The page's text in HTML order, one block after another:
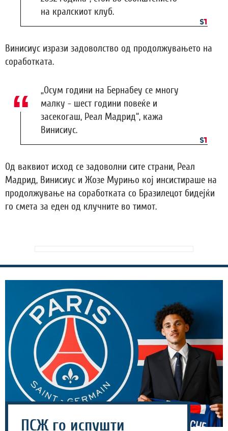
на кралскиот клуб.
Винисиус изрази задоволство од продолжувањето на
соработката.
„Осум години на Бернабеу се многу
малку - шест години повеќе и
засекогаш, Реал Мадрид“, кажа
Винисиус.
Од ваквиот исход се задоволни сите страни, Реал
Мадрид, Винисиус и Жозе Мурињо кој инсистираше на
продолжување на соработката со Бразилецот бидејќи
го смета за еден од клучните во тимот.
ПСЖ го испушти